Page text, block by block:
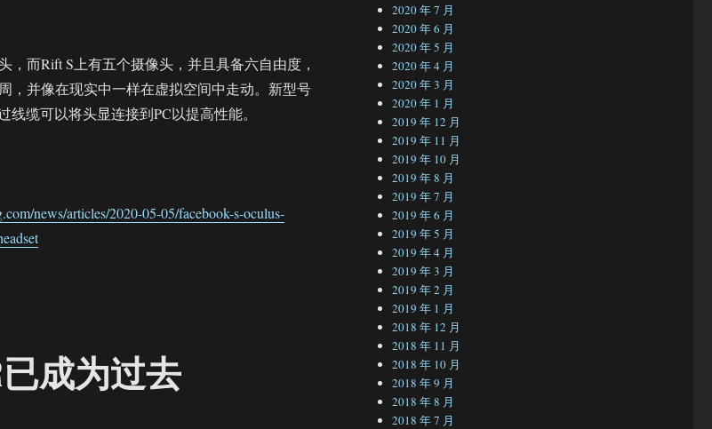
，而Rift S上有五个摄像头，并且具备六自由度，
，并像在现实中一样在虚拟空间中走动。新型号
线缆可以将头显连接到PC以提高性能。
news/articles/2020-05-05/facebook-s-oculus-
成为过去
2020 年 7 月
2020 年 6 月
2020 年 5 月
2020 年 4 月
2020 年 3 月
2020 年 1 月
2019 年 12 月
2019 年 11 月
2019 年 10 月
2019 年 8 月
2019 年 7 月
2019 年 6 月
2019 年 5 月
2019 年 4 月
2019 年 3 月
2019 年 2 月
2019 年 1 月
2018 年 12 月
2018 年 11 月
2018 年 10 月
2018 年 9 月
2018 年 8 月
2018 年 7 月